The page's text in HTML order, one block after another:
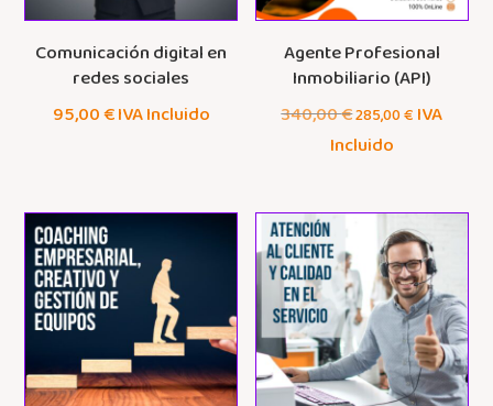
Comunicación digital en
redes sociales
95,00€IVA Incluido
Agente Profesional
Inmobiliario (API)
340,00€El
precio
340,00 €.
285,00€ El
285,00 €.
IVA
Incluido